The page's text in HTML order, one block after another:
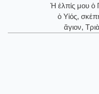
Ἡ ἐλπίς μου ὁ
ὁ Υἱός,
ἅγιον,